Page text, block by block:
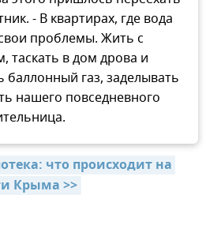
- В квартирах, где вода
проблемы. Жить с
таскать в дом дрова и
баллонный газ, заделывать
нашего повседневного
что происходит на
Крыма >>